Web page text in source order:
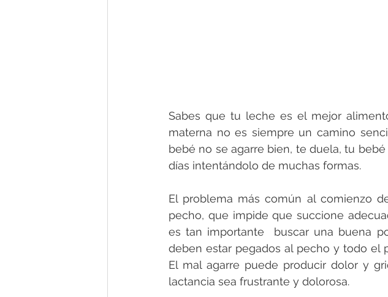
Sabes que tu leche es el mejor
materna no es siempre un camino
bebé no se agarre bien, te duela, tu
días intentándolo de muchas formas.
El problema más común al comienzo
pecho, que impide que succione
es tan importante  buscar una buena
deben estar pegados al pecho y todo el
El mal agarre puede producir dolor y
lactancia sea frustrante y dolorosa.